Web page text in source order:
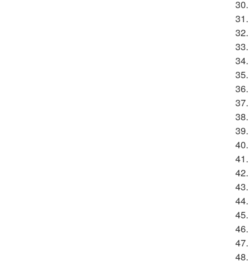
30.
31.
32.
33.
34.
35.
36.
37.
38.
39.
40.
41.
42.
43.
44.
45.
46.
47.
48.